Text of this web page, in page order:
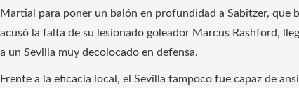
Martial para poner un balón en profundidad a Sabitzer, que
acusó la falta de su lesionado goleador Marcus Rashford,
a un Sevilla muy decolocado en defensa.
Frente a la eficacia local, el Sevilla tampoco fue capaz de